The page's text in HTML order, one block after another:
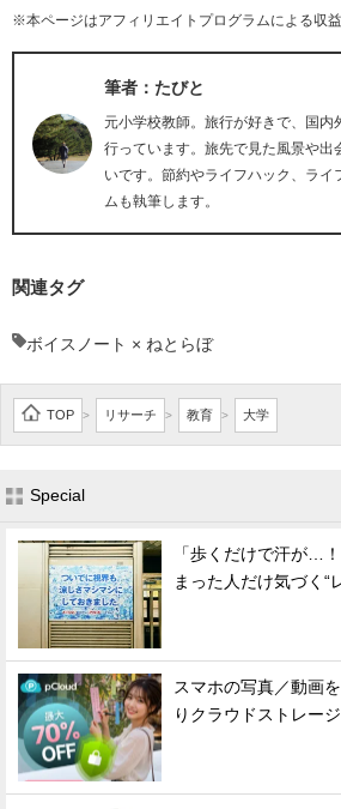
※本ページはアフィリエイトプログラムによる収
筆者：たびと
元小学校教師。旅行が好きで、国内
行っています。旅先で見た風景や出
いです。節約やライフハック、ライ
ムも執筆します。
関連タグ
ボイスノート × ねとらぼ
TOP > リサーチ > 教育 > 大学
Special
「歩くだけで汗が…
まった人だけ気づく“
スマホの写真／動画
りクラウドストレージ